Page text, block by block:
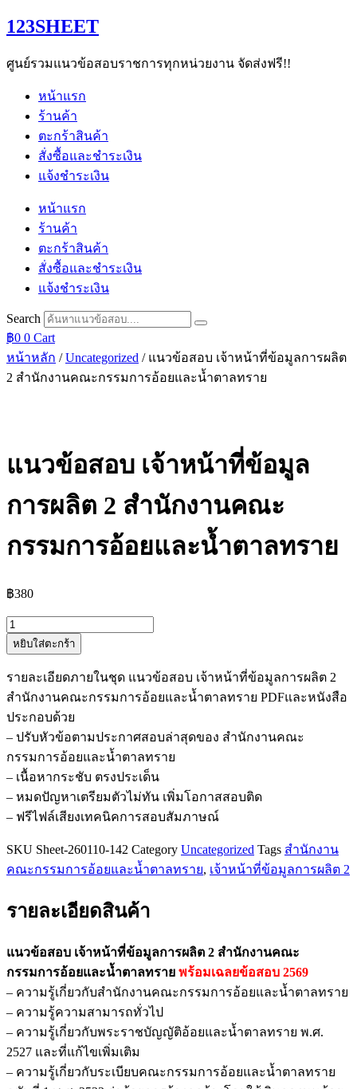
Skip
to
123SHEET
ศูนย์รวมแนวข้อสอบราชการทุกหน่วยงาน จัดส่งฟรี!!
หน้าแรก
ร้านค้า
ตะกร้าสินค้า
สั่งซื้อและชำระเงิน
แจ้งชำระเงิน
หน้าแรก
ร้านค้า
ตะกร้าสินค้า
สั่งซื้อและชำระเงิน
แจ้งชำระเงิน
Search
฿0 0 Cart
หน้าหลัก /Uncategorized / แนวข้อสอบ เจ้าหน้าที่ข้อมูลการผลิต
2 สำนักงานคณะกรรมการอ้อยและน้ำตาลทราย
แนวข้อสอบ เจ้าหน้าที่ข้อมูล
การผลิต 2 สำนักงานคณะ
กรรมการอ้อยและน้ำตาลทราย
฿380
จำนวน
แนว
เจ้า
หน้าที่
ข้อมูล
การ
ผลิต
2
สำนักงาน
คณะ
และ
ทราย
หยิบใส่ตะกร้า
รายละเอียดภายในชุด แนวข้อสอบ เจ้าหน้าที่ข้อมูลการผลิต 2
สำนักงานคณะกรรมการอ้อยและน้ำตาลทราย PDFและหนังสือ
ประกอบด้วย
– ปรับหัวข้อตามประกาศสอบล่าสุดของ สำนักงานคณะ
กรรมการอ้อยและน้ำตาลทราย
– เนื้อหากระชับ ตรงประเด็น
– หมดปัญหาเตรียมตัวไม่ทัน เพิ่มโอกาสสอบติด
– ฟรีไฟล์เสียงเทคนิคการสอบสัมภาษณ์
SKU Sheet-260110-142 Category Uncategorized Tags สำนักงาน
คณะกรรมการอ้อยและน้ำตาลทราย, เจ้าหน้าที่ข้อมูลการผลิต 2
รายละเอียดสินค้า
แนวข้อสอบ เจ้าหน้าที่ข้อมูลการผลิต 2 สำนักงานคณะ
กรรมการอ้อยและน้ำตาลทราย พร้อมเฉลยข้อสอบ 2569
– ความรู้เกี่ยวกับสำนักงานคณะกรรมการอ้อยและน้ำตาลทราย
– ความรู้ความสามารถทั่วไป
– ความรู้เกี่ยวกับพระราชบัญญัติอ้อยและน้ำตาลทราย พ.ศ.
2527 และที่แก้ไขเพิ่มเติม
– ความรู้เกี่ยวกับระเบียบคณะกรรมการอ้อยและน้ำตาลทราย